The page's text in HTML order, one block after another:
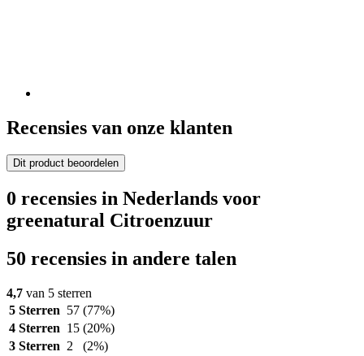
Recensies van onze klanten
Dit product beoordelen
0 recensies in Nederlands voor
greenatural Citroenzuur
50 recensies in andere talen
4,7 van 5 sterren
5 Sterren 57 (77%)
4 Sterren 15 (20%)
3 Sterren 2
(2%)